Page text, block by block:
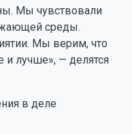
Мы чувствовали
среды.
Мы верим, что
лучше», — делятся
в деле